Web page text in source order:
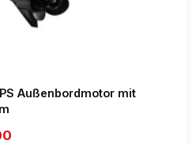
Außenbordmotor mit